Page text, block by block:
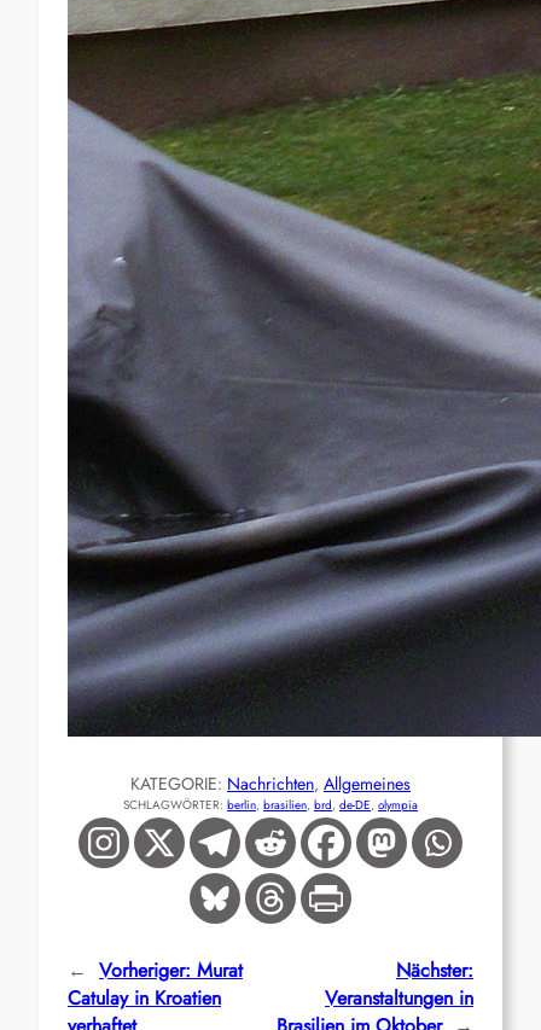
KATEGORIE: Nachrichten, Allgemeines
SCHLAGWÖRTER: berlin, brasilien, brd, de-DE, olympia
← Vorheriger: Murat
Catulay in Kroatien
Nächster:
Veranstaltungen in